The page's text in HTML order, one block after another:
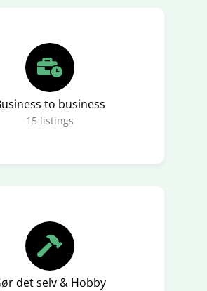
to business
15 listings
det selv & Hobby